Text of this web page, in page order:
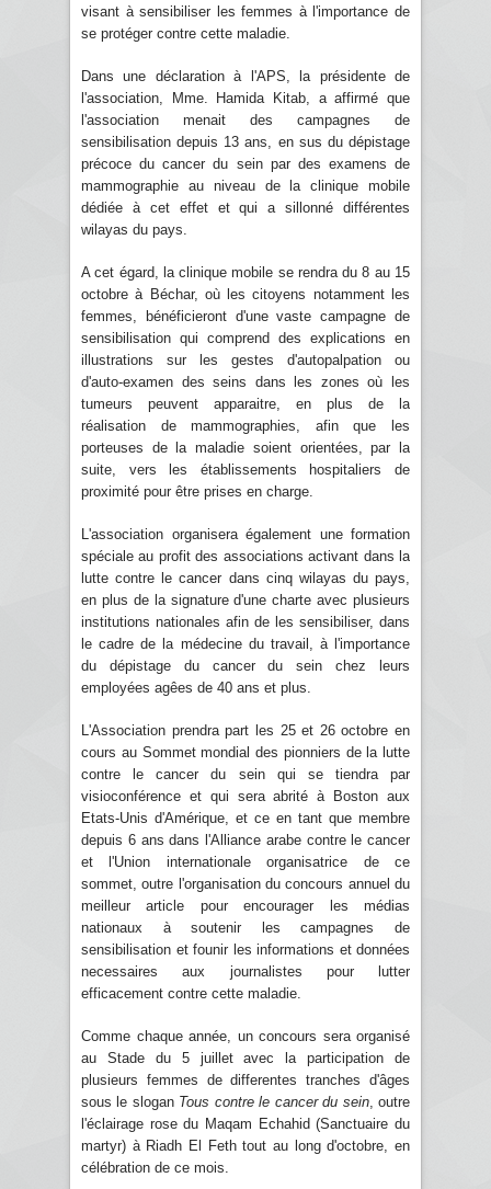
visant à sensibiliser les femmes à l'importance de
se protéger contre cette maladie.
Dans une déclaration à l'APS, la présidente de
l'association, Mme. Hamida Kitab, a affirmé que
l'association menait des campagnes de
sensibilisation depuis 13 ans, en sus du dépistage
précoce du cancer du sein par des examens de
mammographie au niveau de la clinique mobile
dédiée à cet effet et qui a sillonné différentes
wilayas du pays.
A cet égard, la clinique mobile se rendra du 8 au 15
octobre à Béchar, où les citoyens notamment les
femmes, bénéficieront d'une vaste campagne de
sensibilisation qui comprend des explications en
illustrations sur les gestes d'autopalpation ou
d'auto-examen des seins dans les zones où les
tumeurs peuvent apparaitre, en plus de la
réalisation de mammographies, afin que les
porteuses de la maladie soient orientées, par la
suite, vers les établissements hospitaliers de
proximité pour être prises en charge.
L'association organisera également une formation
spéciale au profit des associations activant dans la
lutte contre le cancer dans cinq wilayas du pays,
en plus de la signature d'une charte avec plusieurs
institutions nationales afin de les sensibiliser, dans
le cadre de la médecine du travail, à l'importance
du dépistage du cancer du sein chez leurs
employées agêes de 40 ans et plus.
L'Association prendra part les 25 et 26 octobre en
cours au Sommet mondial des pionniers de la lutte
contre le cancer du sein qui se tiendra par
visioconférence et qui sera abrité à Boston aux
Etats-Unis d'Amérique, et ce en tant que membre
depuis 6 ans dans l'Alliance arabe contre le cancer
et l'Union internationale organisatrice de ce
sommet, outre l'organisation du concours annuel du
meilleur article pour encourager les médias
nationaux à soutenir les campagnes de
sensibilisation et founir les informations et données
necessaires aux journalistes pour lutter
efficacement contre cette maladie.
Comme chaque année, un concours sera organisé
au Stade du 5 juillet avec la participation de
plusieurs femmes de differentes tranches d'âges
sous le slogan Tous contre le cancer du sein, outre
l'éclairage rose du Maqam Echahid (Sanctuaire du
martyr) à Riadh El Feth tout au long d'octobre, en
célébration de ce mois.